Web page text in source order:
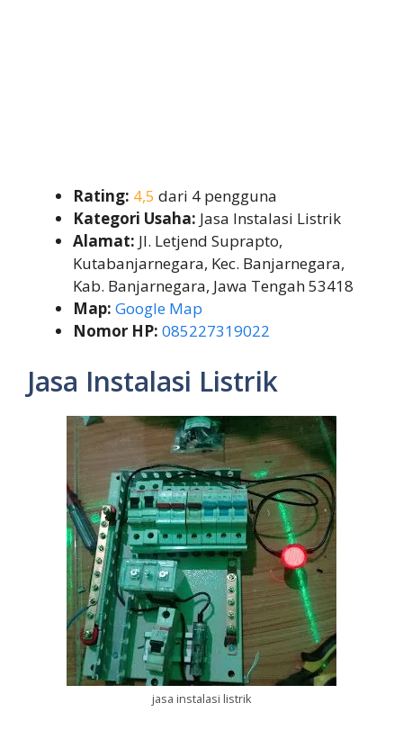
Rating: 4,5 dari 4 pengguna
Kategori Usaha: Jasa Instalasi Listrik
Alamat: Jl. Letjend Suprapto,
Kutabanjarnegara, Kec. Banjarnegara,
Kab. Banjarnegara, Jawa Tengah 53418
Map: Google Map
Nomor HP: 085227319022
Jasa Instalasi Listrik
jasa instalasi listrik